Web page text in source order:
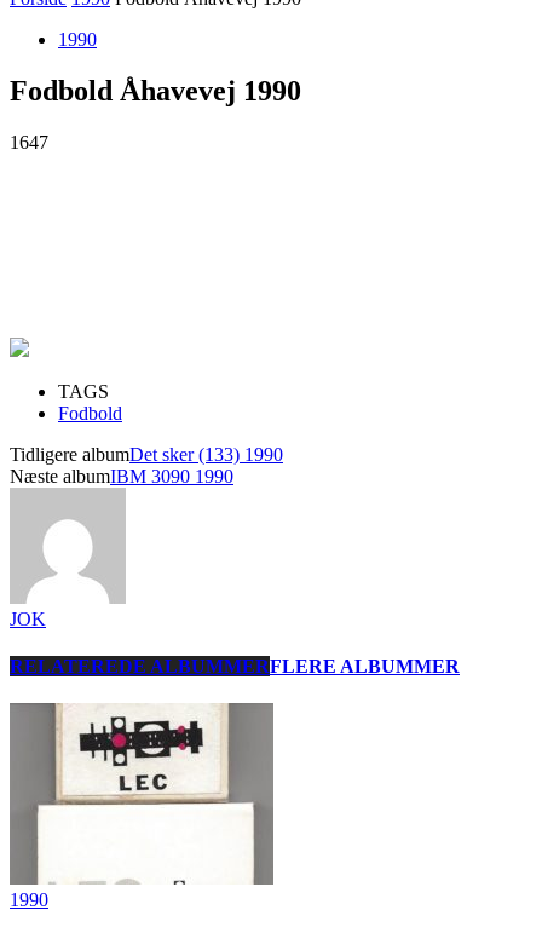
1990
Fodbold Åhavevej 1990
1647
TAGS
Fodbold
Tidligere albumDet sker (133) 1990
Næste albumIBM 3090 1990
JOK
RELATEREDE ALBUMMERFLERE ALBUMMER
1990